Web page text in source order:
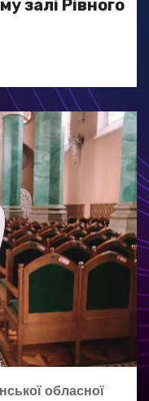
залі Рівного
обласної